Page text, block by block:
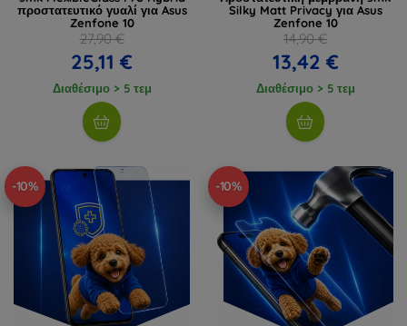
προστατευτικό γυαλί για Asus
Zenfone 10
27,90 €
25,11 €
Διαθέσιμο > 5 τεμ
Silky Matt Privacy για Asus
Zenfone 10
14,90 €
13,42 €
Διαθέσιμο > 5 τεμ
-10% -10%